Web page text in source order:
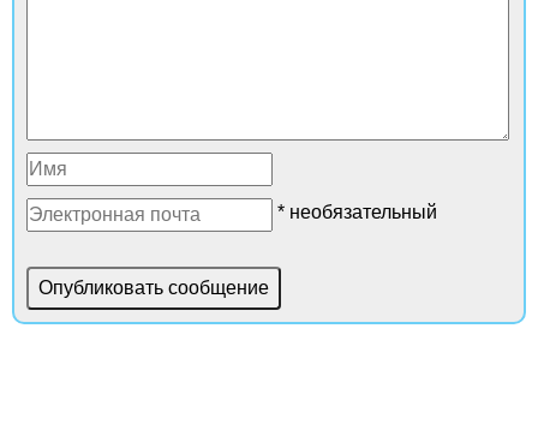
* необязательный